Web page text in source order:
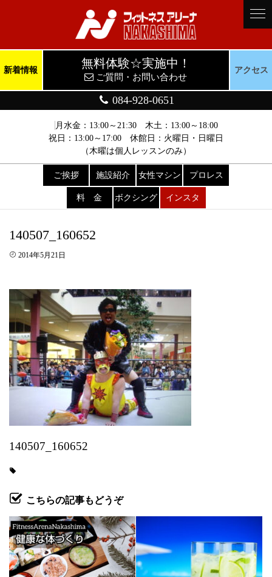
月水金：13:00～21:30 木土：13:00～18:00
祝日：13:00～17:00 休館日：火曜日・日曜日
（木曜は個人レッスンのみ）
084-928-0651
新着情報
無料体験☆実施中！
ご質問・お問い合わせ
アクセス
ご挨拶 施設紹介 女性マシン プロレス
料 金 ボクシング インスタ
140507_160652
2014年5月21日
140507_160652
こちらの記事もどうぞ